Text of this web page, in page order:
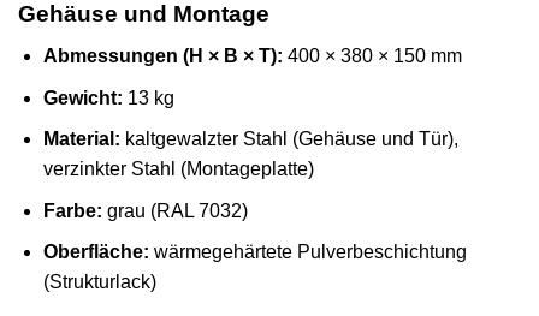
Gehäuse und Montage
Abmessungen (H × B × T): 400 × 380 × 150 mm
Gewicht: 13 kg
Material: kaltgewalzter Stahl (Gehäuse und Tür),
verzinkter Stahl (Montageplatte)
Farbe: grau (RAL 7032)
Oberfläche: wärmegehärtete Pulverbeschichtung
(Strukturlack)